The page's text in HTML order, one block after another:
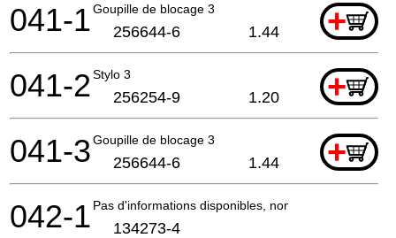
Goupille de blocage 3 +
041-1 256644-6 1.44
Stylo 3 +
041-2 256254-9 1.20
Goupille de blocage 3 +
041-3 256644-6 1.44
Pas d'informations disponibles, non commandable
042-1 134273-4